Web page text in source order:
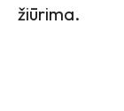
žiūrima.